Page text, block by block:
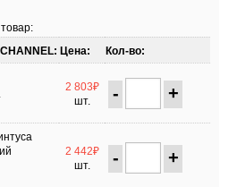
Цена: Кол-во:
2 803₽
шт.
- +
2 442₽
шт.
- +